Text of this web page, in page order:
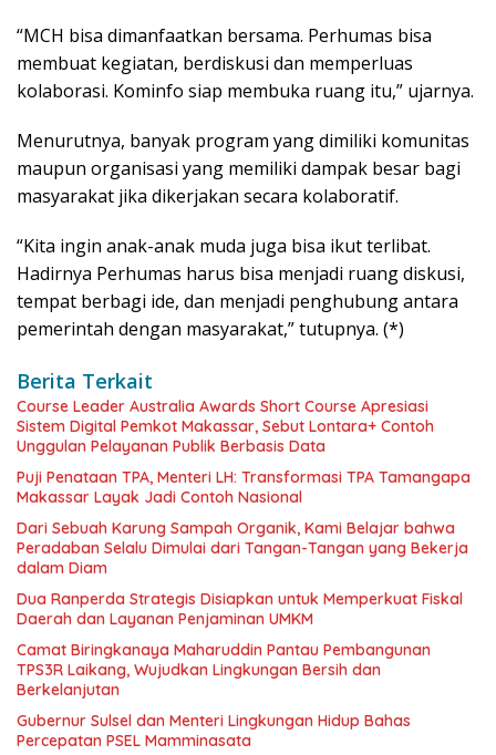
“MCH bisa dimanfaatkan bersama. Perhumas bisa
membuat kegiatan, berdiskusi dan memperluas
kolaborasi. Kominfo siap membuka ruang itu,” ujarnya.
Menurutnya, banyak program yang dimiliki komunitas
maupun organisasi yang memiliki dampak besar bagi
masyarakat jika dikerjakan secara kolaboratif.
“Kita ingin anak-anak muda juga bisa ikut terlibat.
Hadirnya Perhumas harus bisa menjadi ruang diskusi,
tempat berbagi ide, dan menjadi penghubung antara
pemerintah dengan masyarakat,” tutupnya. (*)
Berita Terkait
Course Leader Australia Awards Short Course Apresiasi
Sistem Digital Pemkot Makassar, Sebut Lontara+ Contoh
Unggulan Pelayanan Publik Berbasis Data
Puji Penataan TPA, Menteri LH: Transformasi TPA Tamangapa
Makassar Layak Jadi Contoh Nasional
Dari Sebuah Karung Sampah Organik, Kami Belajar bahwa
Peradaban Selalu Dimulai dari Tangan-Tangan yang Bekerja
dalam Diam
Dua Ranperda Strategis Disiapkan untuk Memperkuat Fiskal
Daerah dan Layanan Penjaminan UMKM
Camat Biringkanaya Maharuddin Pantau Pembangunan
TPS3R Laikang, Wujudkan Lingkungan Bersih dan
Berkelanjutan
Gubernur Sulsel dan Menteri Lingkungan Hidup Bahas
Percepatan PSEL Mamminasata